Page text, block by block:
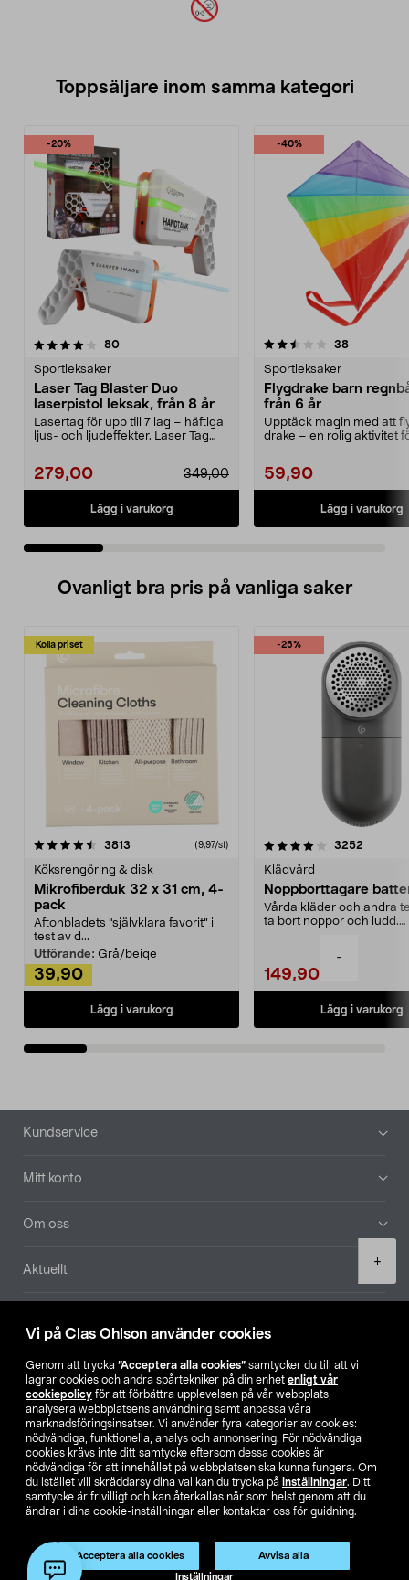
Vi på Clas Ohlson använder cookies
Genom att trycka ”Acceptera alla cookies” samtycker du till att vi
lagrar cookies och andra spårtekniker på din enhet enligt vår
cookiepolicy för att förbättra upplevelsen på vår webbplats,
analysera webbplatsens användning samt anpassa våra
marknadsföringsinsatser. Vi använder fyra kategorier av cookies:
nödvändiga, funktionella, analys och annonsering. För nödvändiga
cookies krävs inte ditt samtycke eftersom dessa cookies är
nödvändiga för att innehållet på webbplatsen ska kunna fungera. Om
du istället vill skräddarsy dina val kan du trycka på inställningar. Ditt
samtycke är frivilligt och kan återkallas när som helst genom att du
ändrar i dina cookie-inställningar eller kontaktar oss för guidning.
Acceptera alla cookies Avvisa alla
Inställningar
-
+
Toppsäljare inom samma kategori
-20%
80recensioner
Sportleksaker
Laser Tag Blaster Duo
laserpistol leksak, från 8 år
Lasertag för upp till 7 lag – häftiga
ljus- och ljudeffekter. Laser Tag
279,00 349,00
Lägg i varukorg
-40%
2.5 av 5 stjärnor 38recensioner
Sportleksaker
Flygdrake barn
från 6 år
Upptäck magin med att
drake – en rolig aktivitet
59,90
Lägg i varukorg
3.5 av 5 stjärnor
Ovanligt bra pris på vanliga saker
Kolla priset
3813 (9,97/st)
Köksrengöring & disk
Mikrofiberduk 32 x 31 cm, 4-
pack
Aftonbladets "självklara favorit” i
test av d...
Utförande: Grå/beige
39,90
Lägg i varukorg
-25%
4.0av 5 stjärnor 3252
Klädvård
Noppborttagare
Vårda kläder och andra
ta bort noppor och ludd.
149,90
Lägg i varukorg
4.5av 5 stjärnor
Sidfot
Kundservice
Mitt konto
Om oss
Aktuellt
Hitta butik
SE NO FI
Ändra till priser exklusive moms